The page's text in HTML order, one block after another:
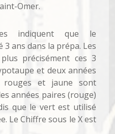
Omer.
indiquent que le
ans dans la prépa. Les
précisément ces 3
et deux années
rouges et jaune sont
années paires (rouge)
que le vert est utilisé
Le Chiffre sous le X est